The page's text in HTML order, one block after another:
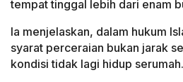
tempat tinggal lebih dari enam
Ia menjelaskan, dalam hukum
syarat perceraian bukan jarak
kondisi tidak lagi hidup serumah.